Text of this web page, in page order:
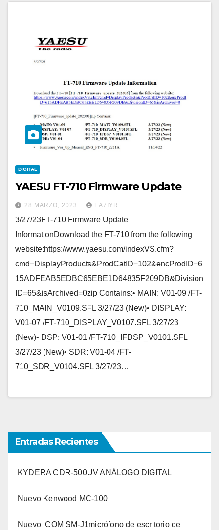
DIGITAL
YAESU FT-710 Firmware Update
28 MARZO, 2023 EA7IYR
3/27/23FT-710 Firmware Update
InformationDownload the FT-710 from the following
website:https://www.yaesu.com/indexVS.cfm?
cmd=DisplayProducts&ProdCatID=102&encProdID=6
15ADFEAB5EDBC65EBE1D64835F209DB&Division
ID=65&isArchived=0zip Contains:• MAIN: V01-09 /FT-
710_MAIN_V0109.SFL 3/27/23 (New)• DISPLAY:
V01-07 /FT-710_DISPLAY_V0107.SFL 3/27/23
(New)• DSP: V01-01 /FT-710_IFDSP_V0101.SFL
3/27/23 (New)• SDR: V01-04 /FT-
710_SDR_V0104.SFL 3/27/23…
Entradas Recientes
KYDERA CDR-500UV ANÁLOGO DIGITAL
Nuevo Kenwood MC-100
Nuevo ICOM SM-J1micrófono de escritorio de